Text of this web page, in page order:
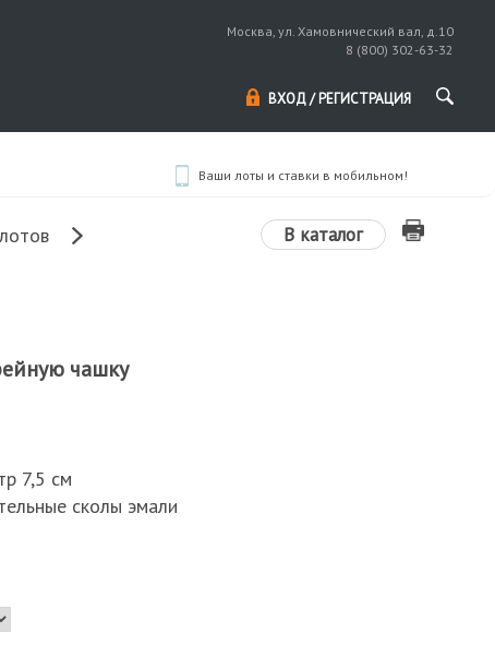
Москва, ул. Хамовнический вал, д.10
8 (800) 302-63-32
ВХОД / РЕГИСТРАЦИЯ
Ваши лоты и ставки в мобильном!
В каталог
чашку
7,5 см
сколы эмали